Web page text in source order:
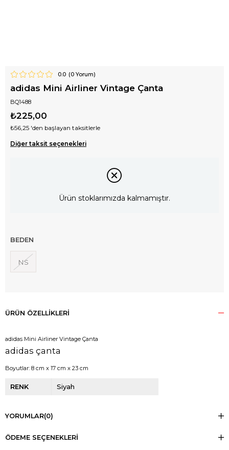
0.0 (0Yorum)
adidas Mini Airliner Vintage Çanta
BQ1488
₺225,00
₺56,25 'den başlayan taksitlerle
Diğer taksit seçenekleri
Ürün stoklarımızda kalmamıştır.
BEDEN
NS
ÜRÜN ÖZELLIKLERI
adidas Mini Airliner Vintage Çanta
adidas çanta
Boyutlar: 8 cm x 17 cm x 23 cm
RENK Siyah
YORUMLAR(0)
ÖDEME SEÇENEKLERI